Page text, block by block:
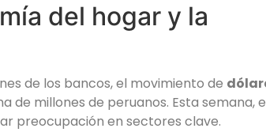
del hogar y la
de los bancos, el movimiento de
de millones de peruanos. Esta semana,
preocupación en sectores clave.